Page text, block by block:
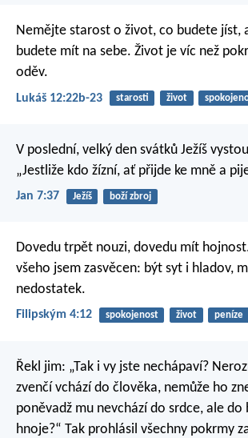
Nemějte starost o život, co budete jíst,
budete mít na sebe. Život je víc než
oděv.
Lukáš 12:22b-23 starosti život
V poslední, velký den svátků Ježíš
„Jestliže kdo žízní, ať přijde ke mně a
Jan 7:37 Ježíš boží zbroj
Dovedu trpět nouzi, dovedu mít
všeho jsem zasvěcen: být syt i hladov,
nedostatek.
Filipským 4:12 spokojenost život peníze
Řekl jim: „Tak i vy jste nechápaví?
zvenčí vchází do člověka, nemůže ho
poněvadž mu nevchází do srdce, ale do
hnoje?“ Tak prohlásil všechny pokrmy